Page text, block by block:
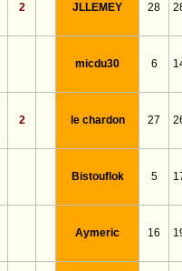
2 JLLEMEY 28
micdu30 6
2 le chardon 27
Bistouflok 5
Aymeric 16